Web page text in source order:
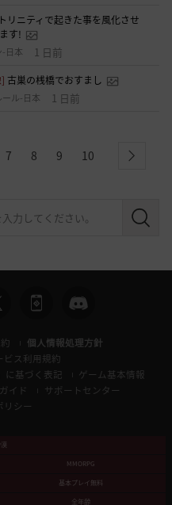
リニティで起きた事を風化させ
す!
-日本 1 日前
古巣の桟橋でおすまし
ール-日本 1 日前
7 8 9 10 next
検
個人情報処理方針
ビス利用規約
に基づく表記
ゲーム基本情報
イド
サポートセンター
リシー
MMORPG
基本プレイ無料
全年齢